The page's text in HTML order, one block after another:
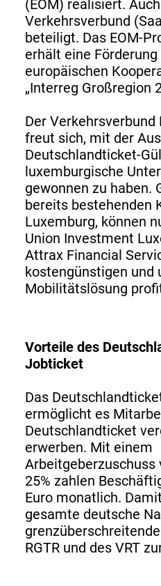
(EOM) realisiert.
Verkehrsverbund
beteiligt. Das EOM-
erhält eine
europäischen
„Interreg Großregion
Der Verkehrsverbund
freut sich, mit der
Deutschlandticket-
luxemburgische
gewonnen zu haben.
bereits bestehenden
Luxemburg, können
Union Investment
Attrax Financial
kostengünstigen
Mobilitätslösung
Vorteile des
Jobticket
Das
ermöglicht es
Deutschlandticket
erwerben. Mit einem
Arbeitgeberzuschuss
25% zahlen
Euro monatlich.
gesamte deutsche
RGTR und des VRT